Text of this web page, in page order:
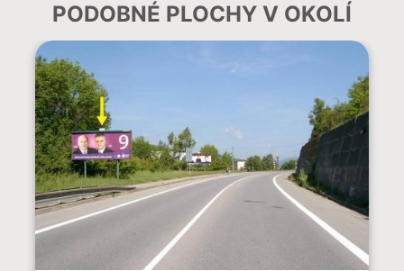
PODOBNÉ PLOCHY V OKOLÍ